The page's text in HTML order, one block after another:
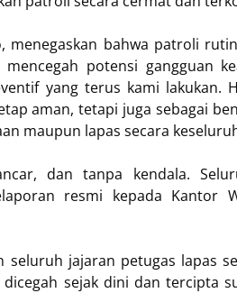
menegaskan bahwa patroli
potensi gangguan
yang terus kami lakukan.
aman, tetapi juga sebagai
maupun lapas secara
dan tanpa kendala.
resmi kepada Kantor
seluruh jajaran petugas lapas
sejak dini dan tercipta